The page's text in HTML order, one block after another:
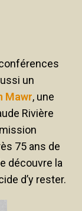
un
Mawr, une
Rivière
75 ans de
découvre la
d’y rester.